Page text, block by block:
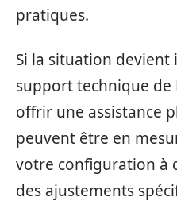
pratiques.
Si la situation
support technique de
offrir une assistance
peuvent être en
votre configuration à
des ajustements